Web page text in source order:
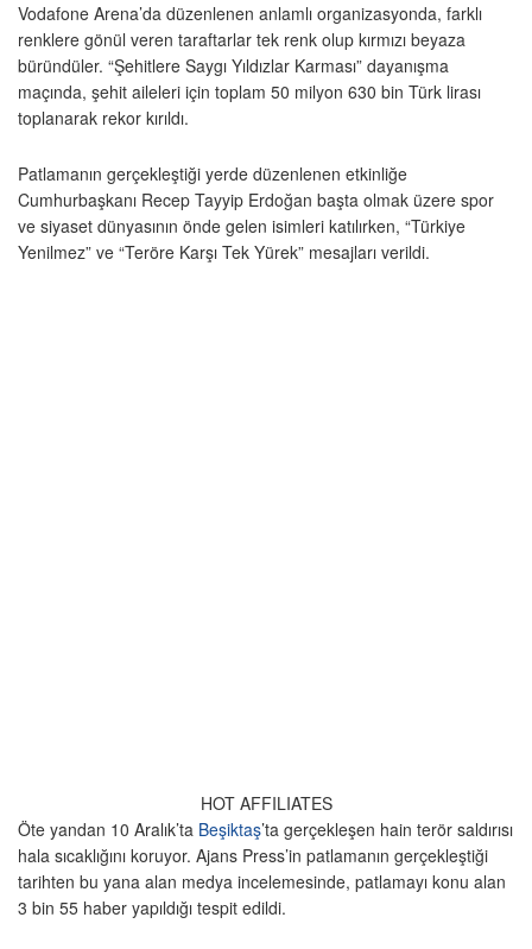
Vodafone Arena’da düzenlenen anlamlı organizasyonda, farklı
renklere gönül veren taraftarlar tek renk olup kırmızı beyaza
büründüler. “Şehitlere Saygı Yıldızlar Karması” dayanışma
maçında, şehit aileleri için toplam 50 milyon 630 bin Türk lirası
toplanarak rekor kırıldı.
Patlamanın gerçekleştiği yerde düzenlenen etkinliğe
Cumhurbaşkanı Recep Tayyip Erdoğan başta olmak üzere spor
ve siyaset dünyasının önde gelen isimleri katılırken, “Türkiye
Yenilmez” ve “Teröre Karşı Tek Yürek” mesajları verildi.
HOT AFFILIATES
Öte yandan 10 Aralık’ta Beşiktaş’ta gerçekleşen hain terör saldırısı
hala sıcaklığını koruyor. Ajans Press’in patlamanın gerçekleştiği
tarihten bu yana alan medya incelemesinde, patlamayı konu alan
3 bin 55 haber yapıldığı tespit edildi.